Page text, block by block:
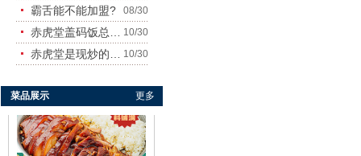
霸舌能不能加盟? 08/30
10/30
10/30
菜品展示 更多
赤虎堂仔姜肉丝盖码饭